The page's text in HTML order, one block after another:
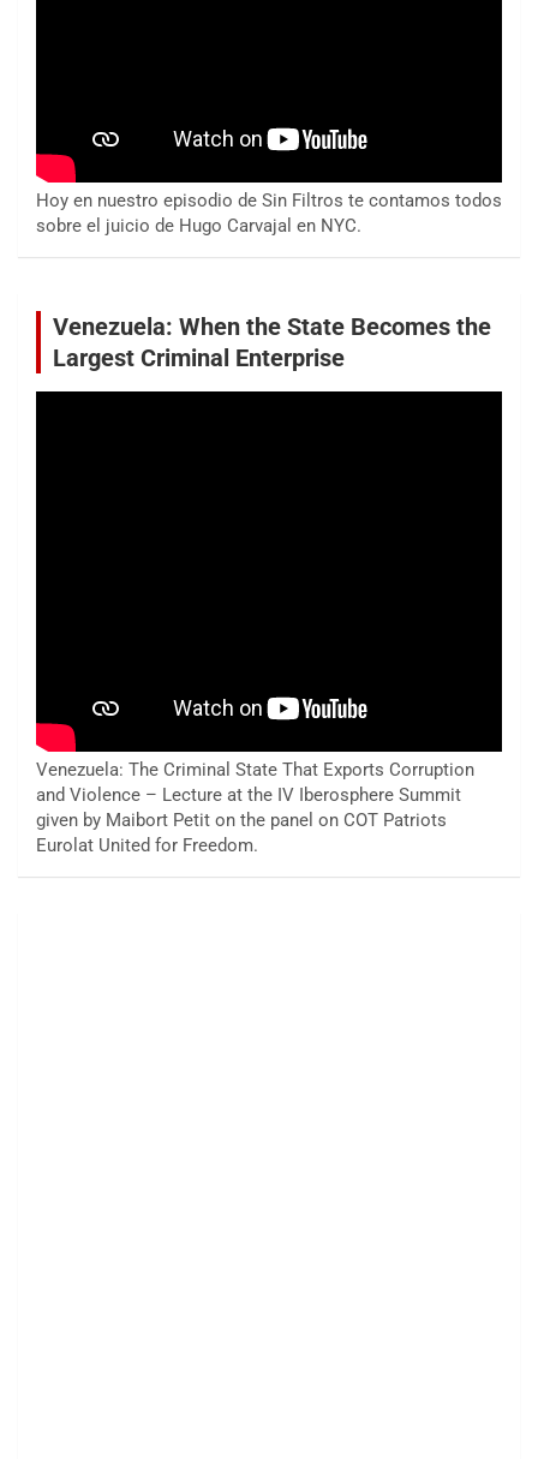
Hoy en nuestro episodio de Sin Filtros te contamos todos
sobre el juicio de Hugo Carvajal en NYC.
Venezuela: When the State Becomes the
Largest Criminal Enterprise
Venezuela: The Criminal State That Exports Corruption
and Violence – Lecture at the IV Iberosphere Summit
given by Maibort Petit on the panel on COT Patriots
Eurolat United for Freedom.